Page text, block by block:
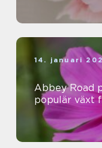
14. januari
Abbey Road
populär växt